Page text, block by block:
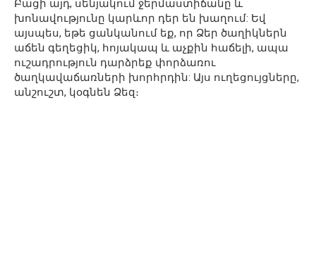
Բացի այդ, սենյակում ջերմաստիճանը և
խոնավությունը կարևոր դեր են խաղում: Եվ
այսպես, եթե ցանկանում եք, որ Ձեր ծաղիկներն
աճեն գեղեցիկ, հոյակապ և աչքին հաճելի, ապա
ուշադրություն դարձրեք փորձառու
ծաղկավաճառների խորհրդին: Այս ուղեցույցները,
անշուշտ, կօգնեն Ձեզ։